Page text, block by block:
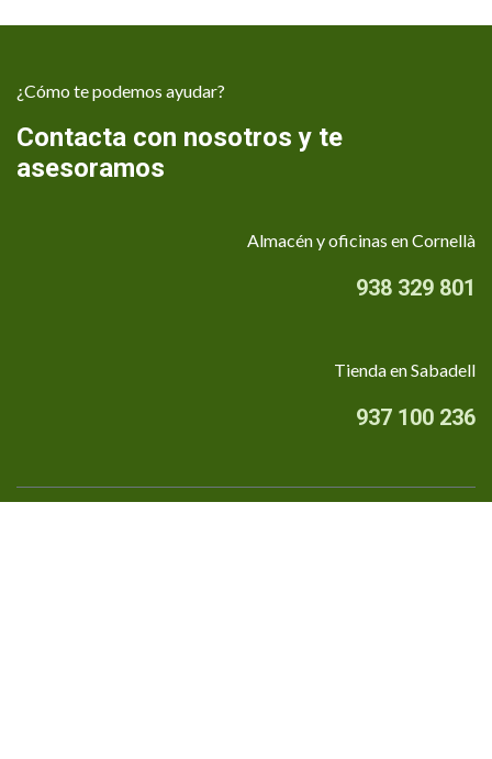
¿Cómo te podemos ayudar?
Contacta con nosotros y te
asesoramos
Almacén y oficinas en Cornellà
938 329 801
Tienda en Sabadell
937 100 236